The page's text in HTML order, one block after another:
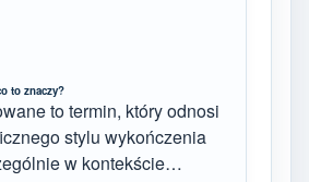
to znaczy?
to termin, który odnosi
stylu wykończenia
w kontekście…